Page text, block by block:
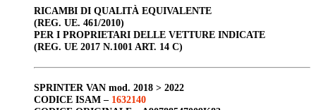
RICAMBI DI QUALITÀ EQUIVALENTE
(REG. UE. 461/2010)
PER I PROPRIETARI DELLE VETTURE INDICATE
(REG. UE 2017 N.1001 ART. 14 C)
SPRINTER VAN mod. 2018 > 2022
CODICE ISAM – 1632140